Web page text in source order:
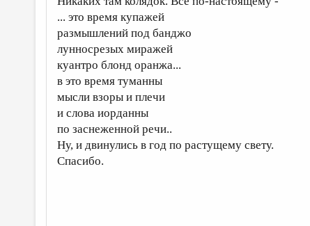
... это время купажей
размышлений под банджо
лунносрезых миражей
куантро блонд оранжа...
в это время туманны
мысли взоры и плечи
и слова иорданны
по заснеженной речи..
Ну, и двинулись в год по растущему свету.
Спасибо.